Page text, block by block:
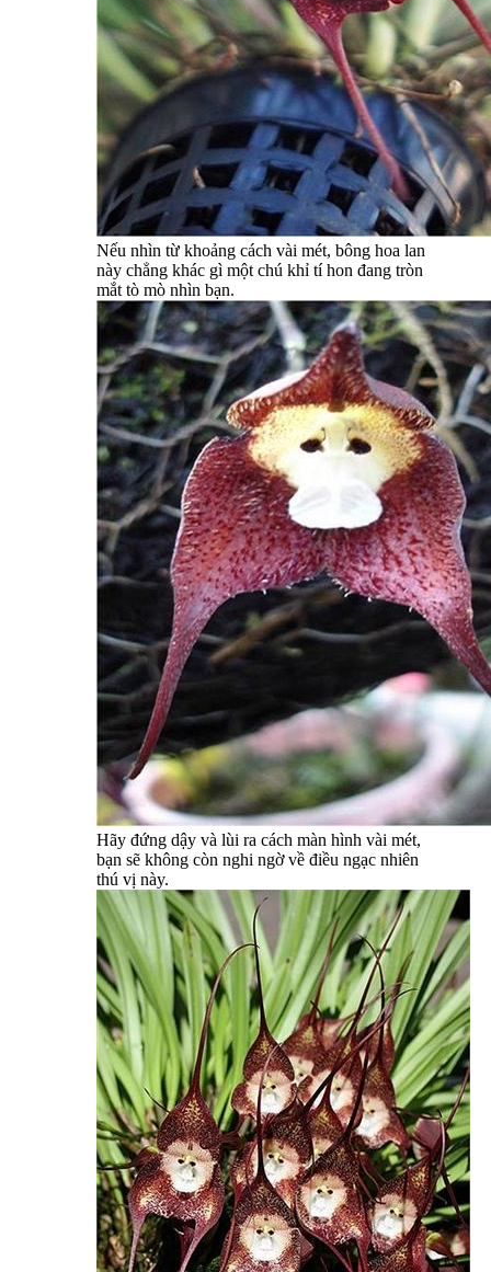
Nếu nhìn từ khoảng cách vài mét, bông hoa lan
này chẳng khác gì một chú khỉ tí hon đang tròn
mắt tò mò nhìn bạn.
Hãy đứng dậy và lùi ra cách màn hình vài mét,
bạn sẽ không còn nghi ngờ về điều ngạc nhiên
thú vị này.